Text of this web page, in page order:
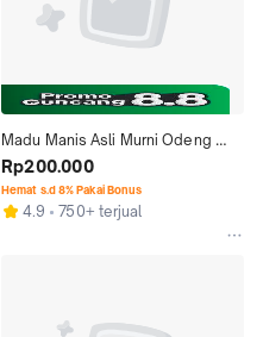
Madu Manis Asli Murni Odeng
Hutan Baduy Nusantara Penyubur
Kandungan
Rp200.000
Hemat s.d 8% Pakai Bonus
4.9 750+ terjual